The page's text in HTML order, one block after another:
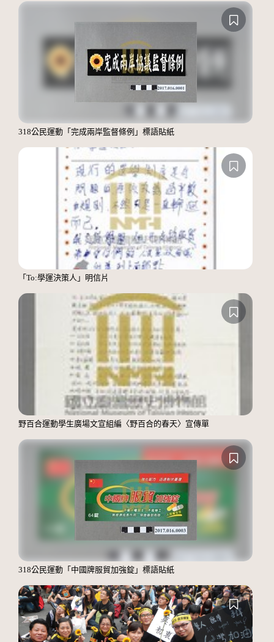
318公民運動「完成兩岸監督條例」標語貼紙
「To:學運決策人」明信片
野百合運動學生廣場文宣組編〈野百合的春天〉宣傳單
318公民運動「中國牌服貿加強錠」標語貼紙